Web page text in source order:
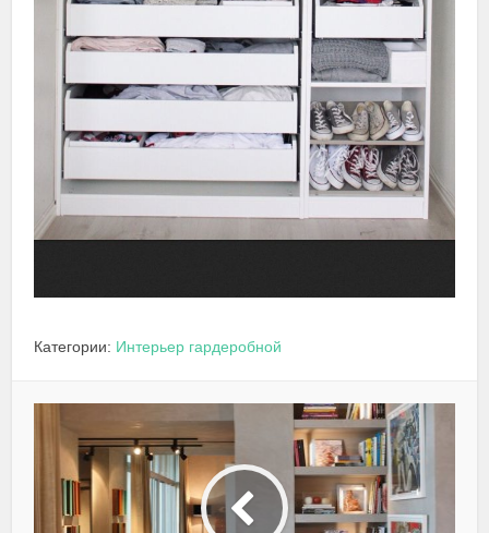
Категории: Интерьер гардеробной